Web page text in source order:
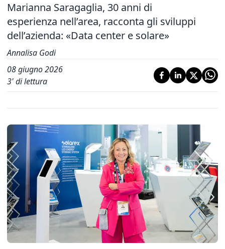
Marianna Saragaglia, 30 anni di
esperienza nell’area, racconta gli sviluppi
dell’azienda: «Data center e solare»
Annalisa Godi
08 giugno 2026
3' di lettura